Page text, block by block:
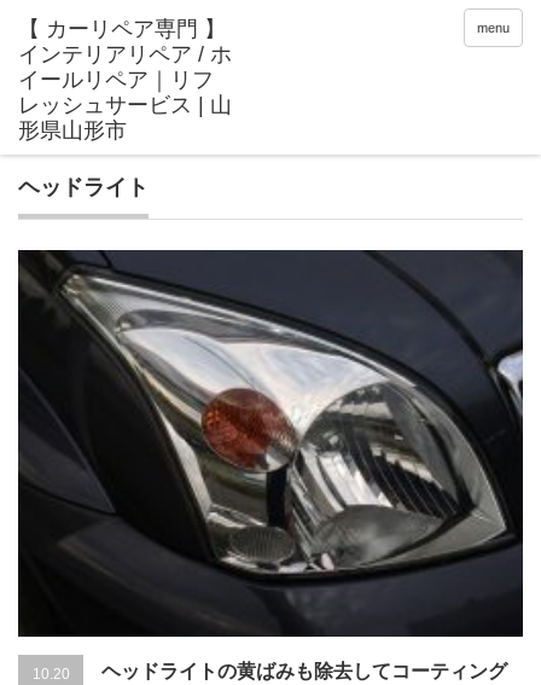
menu
ヘッドライト
10.20
ヘッドライトの黄ばみも除去してコーティング